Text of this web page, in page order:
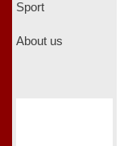
Sport
About us